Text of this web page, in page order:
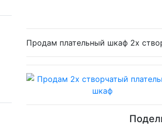
Продам плательный шкаф 2х